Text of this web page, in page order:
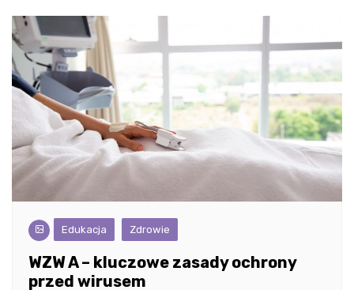
Edukacja Zdrowie
WZW A – kluczowe zasady ochrony
przed wirusem